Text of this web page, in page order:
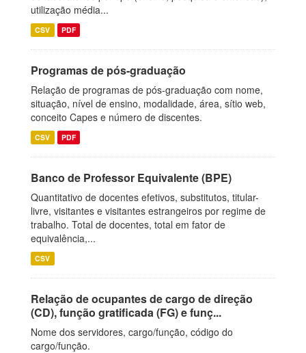
utilização média...
CSV PDF
Programas de pós-graduação
Relação de programas de pós-graduação com nome,
situação, nível de ensino, modalidade, área, sítio web,
conceito Capes e número de discentes.
CSV PDF
Banco de Professor Equivalente (BPE)
Quantitativo de docentes efetivos, substitutos, titular-
livre, visitantes e visitantes estrangeiros por regime de
trabalho. Total de docentes, total em fator de
equivalência,...
CSV
Relação de ocupantes de cargo de direção
(CD), função gratificada (FG) e funç...
Nome dos servidores, cargo/função, código do
cargo/função.